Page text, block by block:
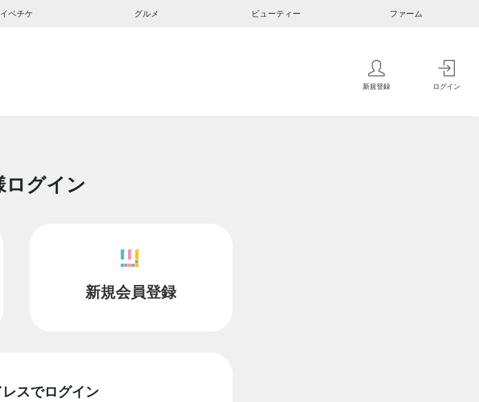
イベチケ グルメ ビューティー ファーム
新規登録 ログイン
ログイン
新規会員登録
スでログイン